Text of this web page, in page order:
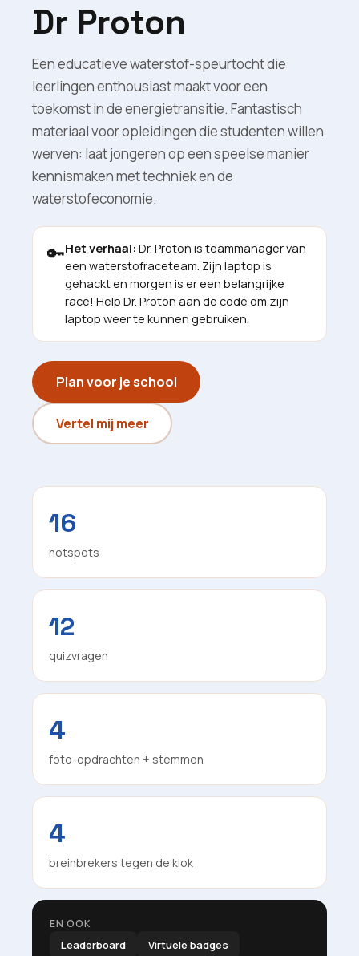
Dr Proton
Een educatieve waterstof-speurtocht die
leerlingen enthousiast maakt voor een
toekomst in de energietransitie. Fantastisch
materiaal voor opleidingen die studenten willen
werven: laat jongeren op een speelse manier
kennismaken met techniek en de
waterstofeconomie.
🔑Het verhaal: Dr. Proton is teammanager van
een waterstofraceteam. Zijn laptop is
gehackt en morgen is er een belangrijke
race! Help Dr. Proton aan de code om zijn
laptop weer te kunnen gebruiken.
Plan voor je school
Vertel mij meer
16
hotspots
12
quizvragen
4
foto-opdrachten + stemmen
4
breinbrekers tegen de klok
EN OOK
Leaderboard Virtuele badges